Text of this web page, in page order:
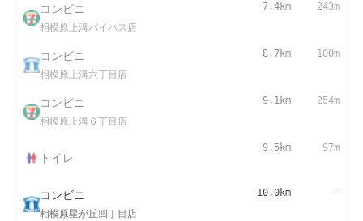
コンビニ
相模原上溝バイパス店
7.4km 243m
コンビニ
相模原上溝六丁目店
8.7km 100m
コンビニ
相模原上溝６丁目店
9.1km 254m
トイレ
9.5km 97m
コンビニ
相模原星が丘四丁目店
10.0km -